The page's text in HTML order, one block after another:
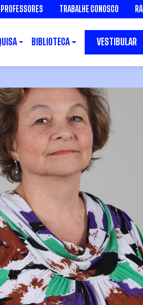
PROFESSORES TRABALHE CONOSCO
BIBLIOTECA VESTIBULAR